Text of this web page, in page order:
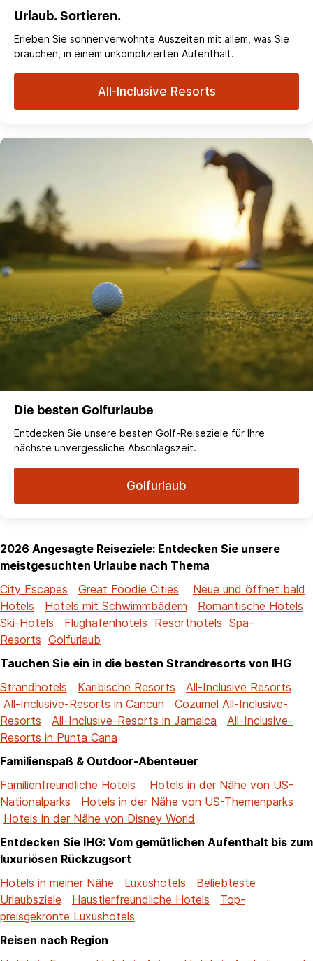
Urlaub. Sortieren.
Erleben Sie sonnenverwöhnte Auszeiten mit allem, was Sie
brauchen, in einem unkomplizierten Aufenthalt.
All-Inclusive Resorts
Die besten Golfurlaube
Entdecken Sie unsere besten Golf-Reiseziele für Ihre
nächste unvergessliche Abschlagszeit.
Golfurlaub
2026 Angesagte Reiseziele: Entdecken Sie unsere
meistgesuchten Urlaube nach Thema
City Escapes
Great Foodie Cities
Neue und öffnet bald
Hotels
Hotels mit Schwimmbädern
Romantische Hotels
Ski-Hotels
Flughafenhotels Resorthotels Spa-
Resorts Golfurlaub
Tauchen Sie ein in die besten Strandresorts von IHG
Strandhotels
Karibische Resorts
All-Inclusive Resorts
All-Inclusive-Resorts in Cancun
Cozumel All-Inclusive-
Resorts
All-Inclusive-Resorts in Jamaica
All-Inclusive-
Resorts in Punta Cana
Familienspaß & Outdoor-Abenteuer
Familienfreundliche Hotels
Hotels in der Nähe von US-
Nationalparks
Hotels in der Nähe von US-Themenparks
Hotels in der Nähe von Disney World
Entdecken Sie IHG: Vom gemütlichen Aufenthalt bis zum
luxuriösen Rückzugsort
Hotels in meiner Nähe
Luxushotels
Beliebteste
Urlaubsziele
Haustierfreundliche Hotels
Top-
preisgekrönte Luxushotels
Reisen nach Region